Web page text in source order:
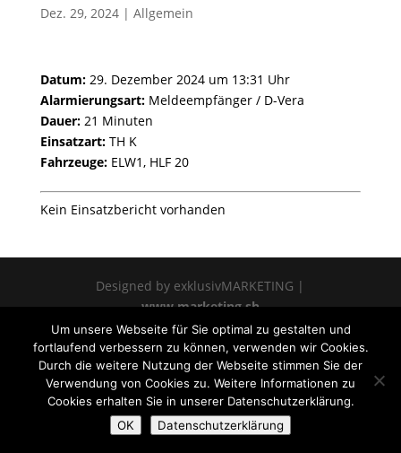
Dez. 29, 2024| Allgemein
Datum:29. Dezember 2024 um 13:31 Uhr
Alarmierungsart:Meldeempfänger / D-Vera
Dauer:21 Minuten
Einsatzart:TH K
Fahrzeuge:ELW1, HLF 20
Kein Einsatzbericht vorhanden
Designed by exklusivMARKETING |
www.marketing.sh
Um unsere Webseite für Sie optimal zu gestalten und
fortlaufend verbessern zu können, verwenden wir Cookies.
Durch die weitere Nutzung der Webseite stimmen Sie der
Verwendung von Cookies zu. Weitere Informationen zu
Cookies erhalten Sie in unserer Datenschutzerklärung.
OK
Datenschutzerklärung